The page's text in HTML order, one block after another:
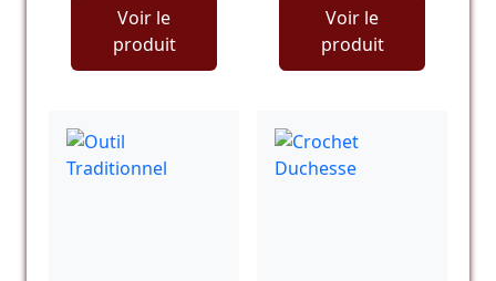
Voir le
produit
Voir le
produit